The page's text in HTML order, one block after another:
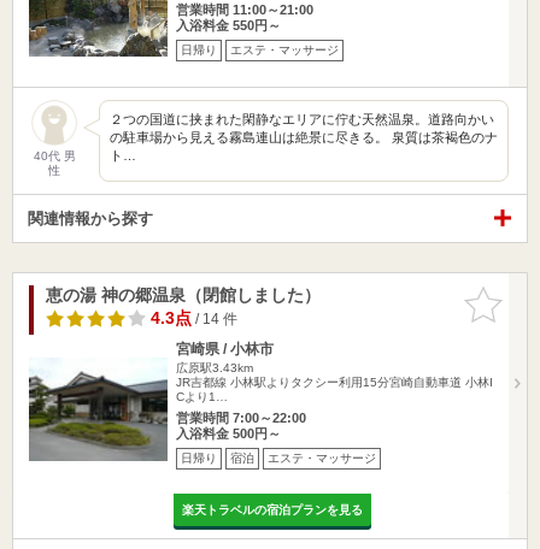
営業時間 11:00～21:00
入浴料金 550円～
日帰り エステ・マッサージ
40代 男
性
２つの国道に挟まれた閑静なエリアに佇む天然温泉。道路向かい
の駐車場から見える霧島連山は絶景に尽きる。 泉質は茶褐色のナ
ト…
関連情報から探す
お気に入
りに追加
恵の湯 神の郷温泉（閉館しました）
4.3点/ 14 件
宮崎県 / 小林市
広原駅3.43km
JR吉都線 小林駅よりタクシー利用15分宮崎自動車道 小林I
Cより1…
営業時間 7:00～22:00
入浴料金 500円～
日帰り 宿泊 エステ・マッサージ
楽天トラベルの宿泊プランを見る